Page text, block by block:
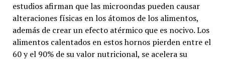
estudios afirman que las microondas pueden causar
alteraciones físicas en los átomos de los alimentos,
además de crear un efecto atérmico que es nocivo. Los
alimentos calentados en estos hornos pierden entre el
60 y el 90% de su valor nutricional, se acelera su